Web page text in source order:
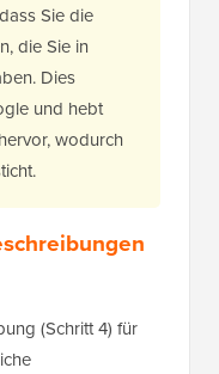
Sie die
die Sie in
Dies
und hebt
wodurch
(Schritt 4) für